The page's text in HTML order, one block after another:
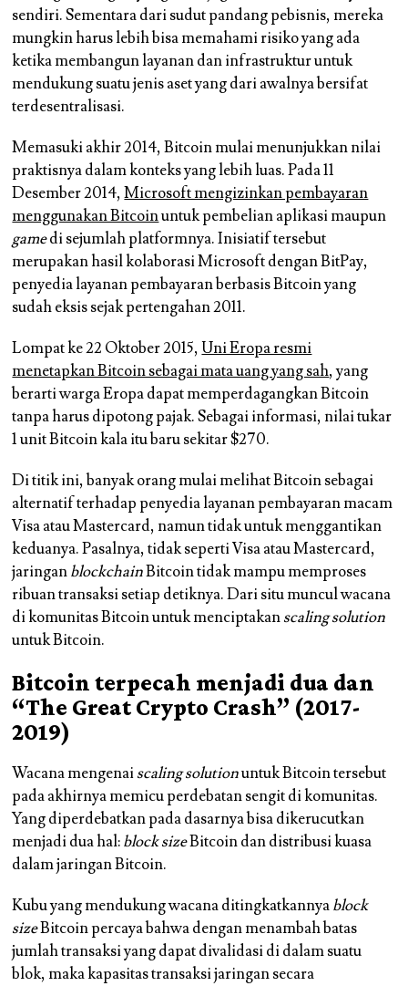
sendiri. Sementara dari sudut pandang pebisnis, mereka
mungkin harus lebih bisa memahami risiko yang ada
ketika membangun layanan dan infrastruktur untuk
mendukung suatu jenis aset yang dari awalnya bersifat
terdesentralisasi.
Memasuki akhir 2014, Bitcoin mulai menunjukkan nilai
praktisnya dalam konteks yang lebih luas. Pada 11
Desember 2014,Microsoft mengizinkan pembayaran
menggunakan Bitcoinuntuk pembelian aplikasi maupun
gamedi sejumlah platformnya. Inisiatif tersebut
merupakan hasil kolaborasi Microsoft dengan BitPay,
penyedia layanan pembayaran berbasis Bitcoin yang
sudah eksis sejak pertengahan 2011.
Lompat ke 22 Oktober 2015,Uni Eropa resmi
menetapkan Bitcoin sebagai mata uang yang sah, yang
berarti warga Eropa dapat memperdagangkan Bitcoin
tanpa harus dipotong pajak. Sebagai informasi, nilai tukar
1 unit Bitcoin kala itu baru sekitar $270.
Di titik ini, banyak orang mulai melihat Bitcoin sebagai
alternatif terhadap penyedia layanan pembayaran macam
Visa atau Mastercard, namun tidak untuk menggantikan
keduanya. Pasalnya, tidak seperti Visa atau Mastercard,
jaringanblockchainBitcoin tidak mampu memproses
ribuan transaksi setiap detiknya. Dari situ muncul wacana
di komunitas Bitcoin untuk menciptakanscaling solution
untuk Bitcoin.
Bitcoin terpecah menjadi dua dan
“The Great Crypto Crash” (2017-
2019)
Wacana mengenaiscaling solutionuntuk Bitcoin tersebut
pada akhirnya memicu perdebatan sengit di komunitas.
Yang diperdebatkan pada dasarnya bisa dikerucutkan
menjadi dua hal:block sizeBitcoin dan distribusi kuasa
dalam jaringan Bitcoin.
Kubu yang mendukung wacana ditingkatkannyablock
sizeBitcoin percaya bahwa dengan menambah batas
jumlah transaksi yang dapat divalidasi di dalam suatu
blok, maka kapasitas transaksi jaringan secara